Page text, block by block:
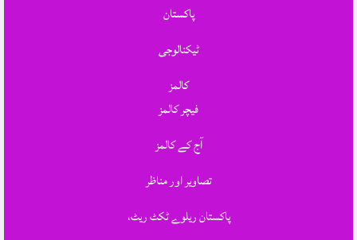
پاکستان
ٹیکنالوجی
کالمز
فیچر کالمز
آج کے کالمز
تصاویر اور مناظر
پاکستان ریلوے ٹکٹ ریٹ،